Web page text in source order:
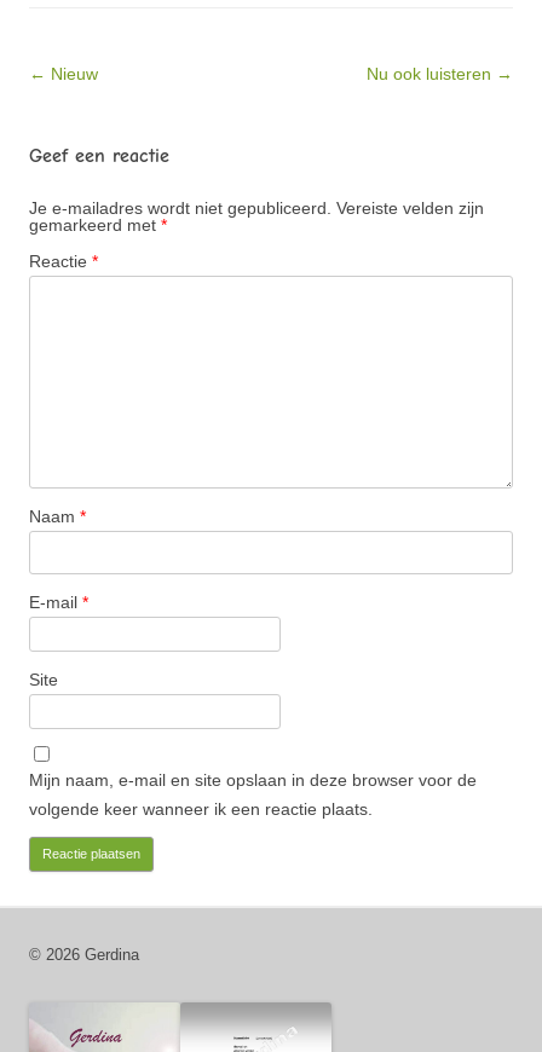
Bericht navigatie
← Nieuw Nu ook luisteren →
Geef een reactie
Je e-mailadres wordt niet gepubliceerd. Vereiste velden zijn
gemarkeerd met *
Reactie *
Naam *
E-mail *
Site
Mijn naam, e-mail en site opslaan in deze browser voor de
volgende keer wanneer ik een reactie plaats.
© 2026 Gerdina